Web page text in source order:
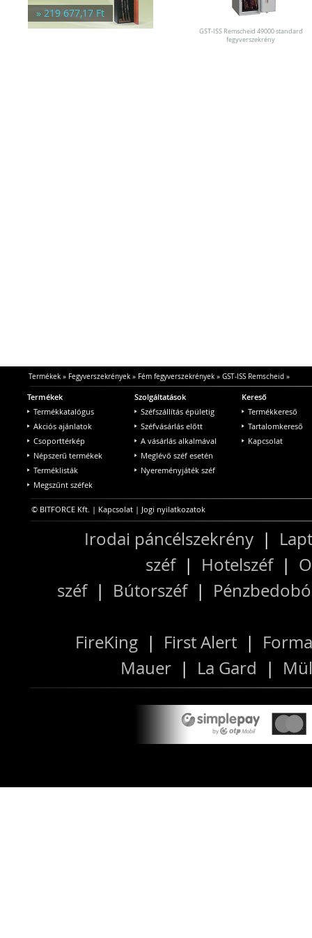
» 219 677,17 Ft
GST-ISS Remscheid 49000 standard
fegyverszekrény
Termékek» Fegyverszekrények» Fém fegyverszekrények» GST-ISS Remscheid »
Termékek
Termékkatalógus
Akciós ajánlatok
Csoporttérkép
Népszerű termékek
Terméklisták
Megszűnt széfek
Szolgáltatások
Széfszállítás épületig
Széfvásárlás előtt
A vásárlás alkalmával
Meglévő széf esetén
Nyereményjáték széf
Kereső
Termékkereső
Tartalomkereső
Kapcsolat
© BITFORCE Kft. | Kapcsolat | Jogi nyilatkozatok
Irodai páncélszekrény |
széf| Hotelszéf|
széf| Bútorszéf|
FireKing | First Alert |
Mauer | La Gard |